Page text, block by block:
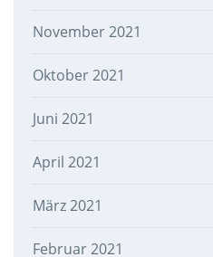
November 2021
Oktober 2021
Juni 2021
April 2021
März 2021
Februar 2021